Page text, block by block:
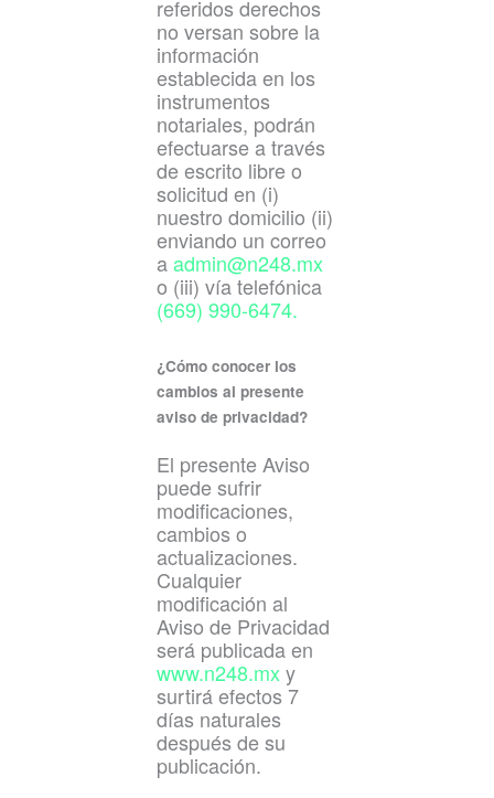
referidos derechos
no versan sobre la
información
establecida en los
instrumentos
notariales, podrán
efectuarse a través
de escrito libre o
solicitud en (i)
nuestro domicilio (ii)
enviando un correo
aadmin@n248.mx
o (iii) vía telefónica
(669) 990-6474.
¿Cómo conocer los
cambios al presente
aviso de privacidad?
El presente Aviso
puede sufrir
modificaciones,
cambios o
actualizaciones.
Cualquier
modificación al
Aviso de Privacidad
será publicada en
www.n248.mxy
surtirá efectos 7
días naturales
después de su
publicación.